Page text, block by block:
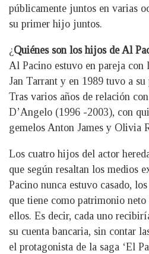
públicamente juntos en varias
su primer hijo juntos.
¿Quiénes son los hijos de Al
Al Pacino estuvo en pareja con
Jan Tarrant y en 1989 tuvo a
Tras varios años de relación
D’Angelo (1996 -2003), con
gemelos Anton James y Olivia
Los cuatro hijos del actor
que según resaltan los medios
Pacino nunca estuvo casado,
que tiene como patrimonio
ellos. Es decir, cada uno
su cuenta bancaria, sin contar
el protagonista de la saga ‘El